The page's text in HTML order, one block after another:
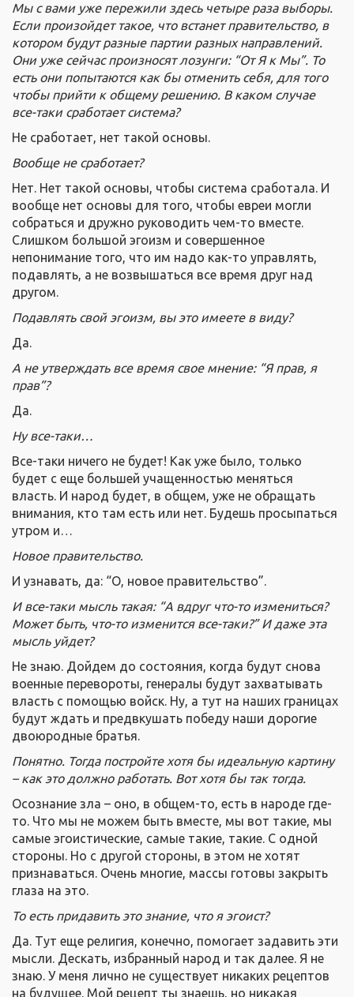
Мы с вами уже пережили здесь четыре раза выборы.
Если произойдет такое, что встанет правительство, в
котором будут разные партии разных направлений.
Они уже сейчас произносят лозунги: “От Я к Мы”. То
есть они попытаются как бы отменить себя, для того
чтобы прийти к общему решению. В каком случае
все-таки сработает система?
Не сработает, нет такой основы.
Вообще не сработает?
Нет. Нет такой основы, чтобы система сработала. И
вообще нет основы для того, чтобы евреи могли
собраться и дружно руководить чем-то вместе.
Слишком большой эгоизм и совершенное
непонимание того, что им надо как-то управлять,
подавлять, а не возвышаться все время друг над
другом.
Подавлять свой эгоизм, вы это имеете в виду?
Да.
А не утверждать все время свое мнение: “Я прав, я
прав”?
Да.
Ну все-таки…
Все-таки ничего не будет! Как уже было, только
будет с еще большей учащенностью меняться
власть. И народ будет, в общем, уже не обращать
внимания, кто там есть или нет. Будешь просыпаться
утром и…
Новое правительство.
И узнавать, да: “О, новое правительство”.
И все-таки мысль такая: “А вдруг что-то измениться?
Может быть, что-то изменится все-таки?” И даже эта
мысль уйдет?
Не знаю. Дойдем до состояния, когда будут снова
военные перевороты, генералы будут захватывать
власть с помощью войск. Ну, а тут на наших границах
будут ждать и предвкушать победу наши дорогие
двоюродные братья.
Понятно. Тогда постройте хотя бы идеальную картину
– как это должно работать. Вот хотя бы так тогда.
Осознание зла – оно, в общем-то, есть в народе где-
то. Что мы не можем быть вместе, мы вот такие, мы
самые эгоистические, самые такие, такие. С одной
стороны. Но с другой стороны, в этом не хотят
признаваться. Очень многие, массы готовы закрыть
глаза на это.
То есть придавить это знание, что я эгоист?
Да. Тут еще религия, конечно, помогает задавить эти
мысли. Дескать, избранный народ и так далее. Я не
знаю. У меня лично не существует никаких рецептов
на будущее. Мой рецепт ты знаешь, но никакая